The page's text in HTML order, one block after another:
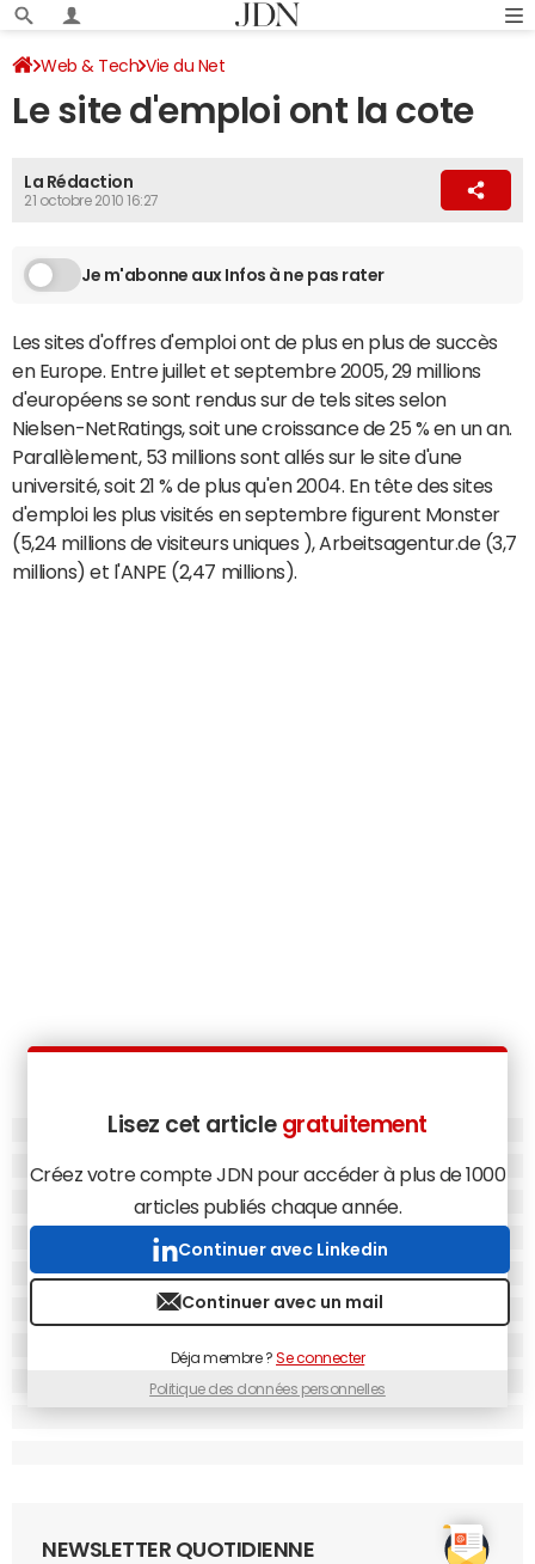
Web & Tech Vie du Net
Le site d'emploi ont la cote
La Rédaction
21 octobre 2010 16:27
Je m'abonne aux Infos à ne pas rater
Les sites d'offres d'emploi ont de plus en plus de succès
en Europe. Entre juillet et septembre 2005, 29 millions
d'européens se sont rendus sur de tels sites selon
Nielsen-NetRatings, soit une croissance de 25 % en un an.
Parallèlement, 53 millions sont allés sur le site d'une
université, soit 21 % de plus qu'en 2004. En tête des sites
d'emploi les plus visités en septembre figurent Monster
(5,24 millions de visiteurs uniques ), Arbeitsagentur.de (3,7
millions) et l'ANPE (2,47 millions).
Lisez cet article gratuitement
Créez votre compte JDN pour accéder à plus de 1000
articles publiés chaque année.
Continuer avec Linkedin
Continuer avec un mail
Déja membre ?Se connecter
Politique des données personnelles
NEWSLETTER QUOTIDIENNE